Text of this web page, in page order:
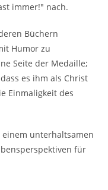
immer!" nach.
Büchern
Humor zu
Seite der Medaille;
es ihm als Christ
Einmaligkeit des
einem unterhaltsamen
für